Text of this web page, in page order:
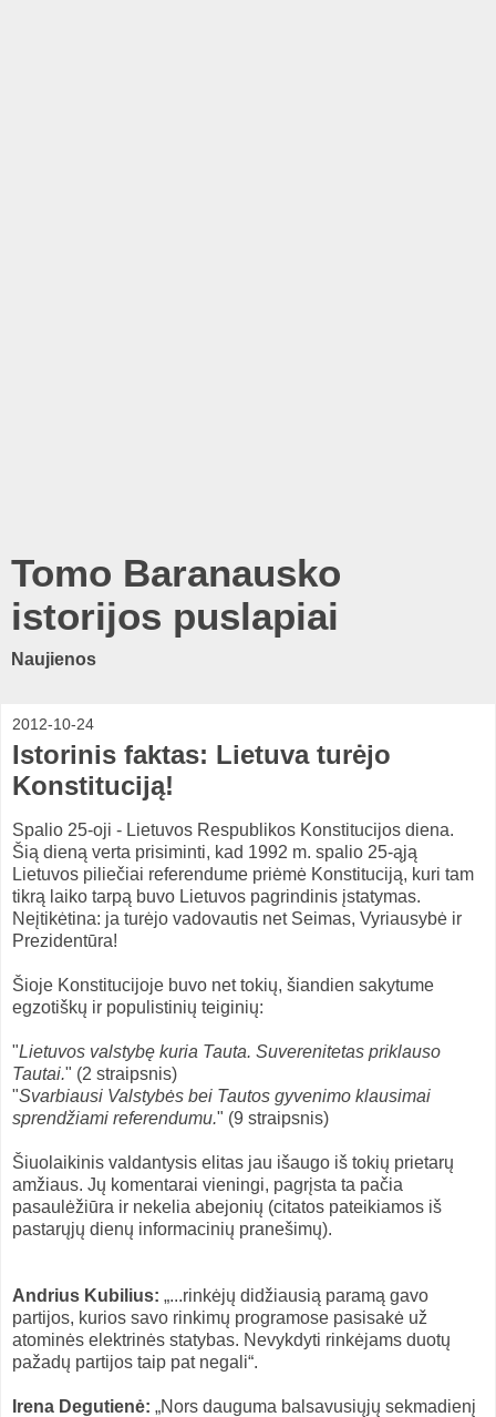
Tomo Baranausko
istorijos puslapiai
Naujienos
2012-10-24
Istorinis faktas: Lietuva turėjo
Konstituciją!
Spalio 25-oji - Lietuvos Respublikos Konstitucijos diena.
Šią dieną verta prisiminti, kad 1992 m. spalio 25-ąją
Lietuvos piliečiai referendume priėmė Konstituciją, kuri tam
tikrą laiko tarpą buvo Lietuvos pagrindinis įstatymas.
Neįtikėtina: ja turėjo vadovautis net Seimas, Vyriausybė ir
Prezidentūra!
Šioje Konstitucijoje buvo net tokių, šiandien sakytume
egzotiškų ir populistinių teiginių:
"Lietuvos valstybę kuria Tauta. Suverenitetas priklauso
Tautai." (2 straipsnis)
"Svarbiausi Valstybės bei Tautos gyvenimo klausimai
sprendžiami referendumu." (9 straipsnis)
Šiuolaikinis valdantysis elitas jau išaugo iš tokių prietarų
amžiaus. Jų komentarai vieningi, pagrįsta ta pačia
pasaulėžiūra ir nekelia abejonių (citatos pateikiamos iš
pastarųjų dienų informacinių pranešimų).
Andrius Kubilius: „...rinkėjų didžiausią paramą gavo
partijos, kurios savo rinkimų programose pasisakė už
atominės elektrinės statybas. Nevykdyti rinkėjams duotų
pažadų partijos taip pat negali“.
Irena Degutienė: „Nors dauguma balsavusiųjų sekmadienį